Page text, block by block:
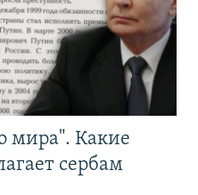
мира". Какие
сербам